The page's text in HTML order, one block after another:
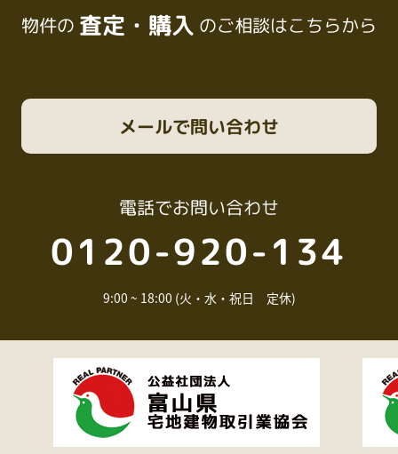
物件の 査定・購入 のご相談はこちらから
電話でお問い合わせ
0120-920-134
9:00 ~ 18:00 (火・水・祝日 定休)
メールで問い合わせ